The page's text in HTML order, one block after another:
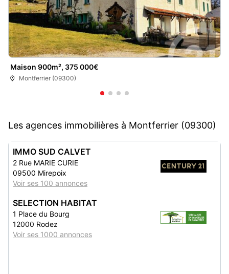
Maison 900m², 375 000€
Montferrier (09300)
Les agences immobilières à Montferrier (09300)
IMMO SUD CALVET
2 Rue MARIE CURIE
09500 Mirepoix
Voir ses 100 annonces
SELECTION HABITAT
1 Place du Bourg
12000 Rodez
Voir ses 1000 annonces